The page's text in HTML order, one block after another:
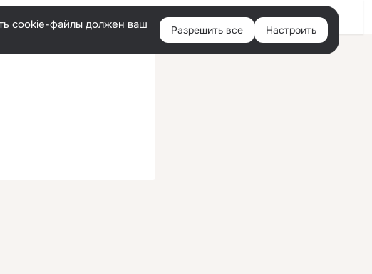
Войти
cookie-файлы должен ваш
Разрешить все Настроить